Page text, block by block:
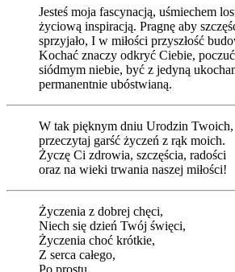
Jesteś moja fascynacją, uśmiechem
życiową inspiracją. Pragnę aby
sprzyjało, I w miłości przyszłość
Kochać znaczy odkryć Ciebie,
siódmym niebie, być z jedyną
permanentnie ubóstwianą.
W tak pięknym dniu Urodzin Twoich,
przeczytaj garść życzeń z rąk moich.
Życzę Ci zdrowia, szczęścia, radości
oraz na wieki trwania naszej miłości!
Życzenia z dobrej chęci,
Niech się dzień Twój święci,
Życzenia choć krótkie,
Z serca całego,
Po prostu,